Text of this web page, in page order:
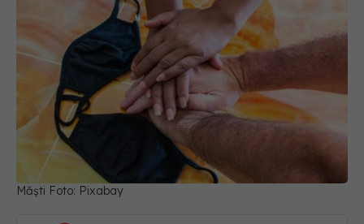
Măști Foto: Pixabay